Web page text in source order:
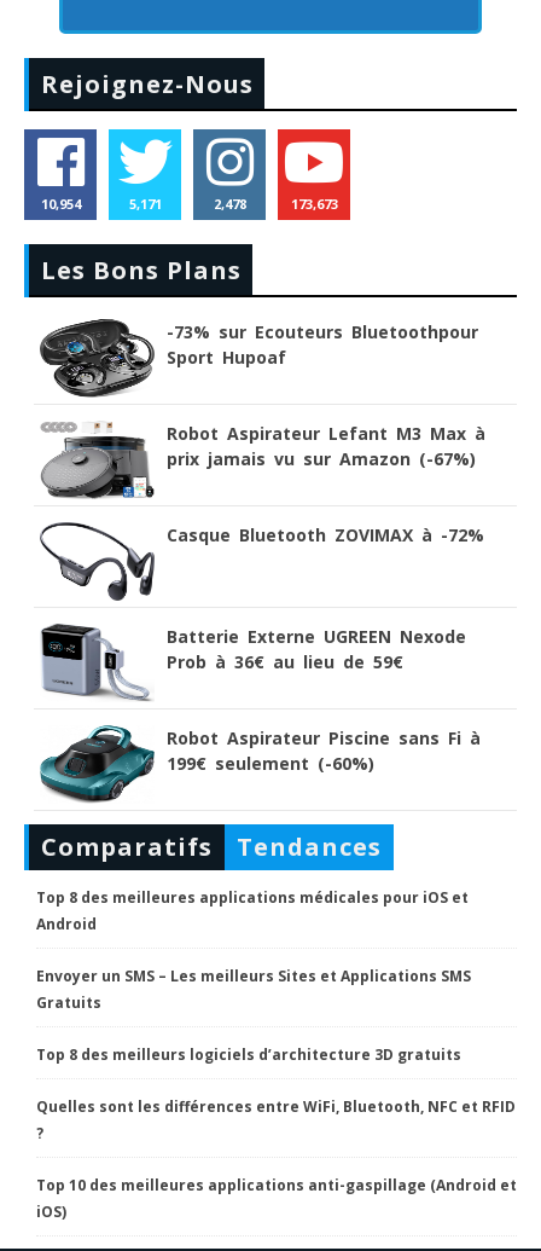
Rejoignez-Nous
10,954 5,171 2,478 173,673
Les Bons Plans
-73% sur Ecouteurs Bluetoothpour
Sport Hupoaf
Robot Aspirateur Lefant M3 Max à
prix jamais vu sur Amazon (-67%)
Casque Bluetooth ZOVIMAX à -72%
Batterie Externe UGREEN Nexode
Prob à 36€ au lieu de 59€
Robot Aspirateur Piscine sans Fi à
199€ seulement (-60%)
Comparatifs Tendances
Top 8 des meilleures applications médicales pour iOS et
Android
Envoyer un SMS – Les meilleurs Sites et Applications SMS
Gratuits
Top 8 des meilleurs logiciels d’architecture 3D gratuits
Quelles sont les différences entre WiFi, Bluetooth, NFC et RFID
?
Top 10 des meilleures applications anti-gaspillage (Android et
iOS)